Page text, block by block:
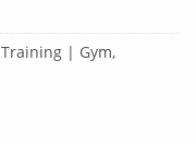
Training | Gym,